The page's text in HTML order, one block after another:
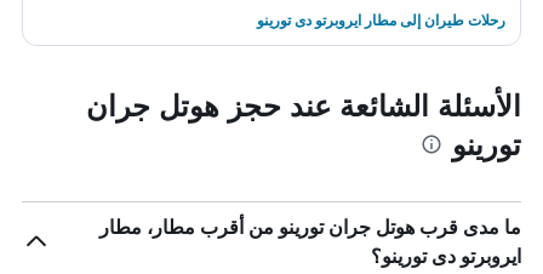
رحلات طيران إلى مطار ايروبرتو دى تورينو
الأسئلة الشائعة عند حجز هوتل جران
تورينو
ما مدى قرب هوتل جران تورينو من أقرب مطار، مطار
ايروبرتو دى تورينو؟